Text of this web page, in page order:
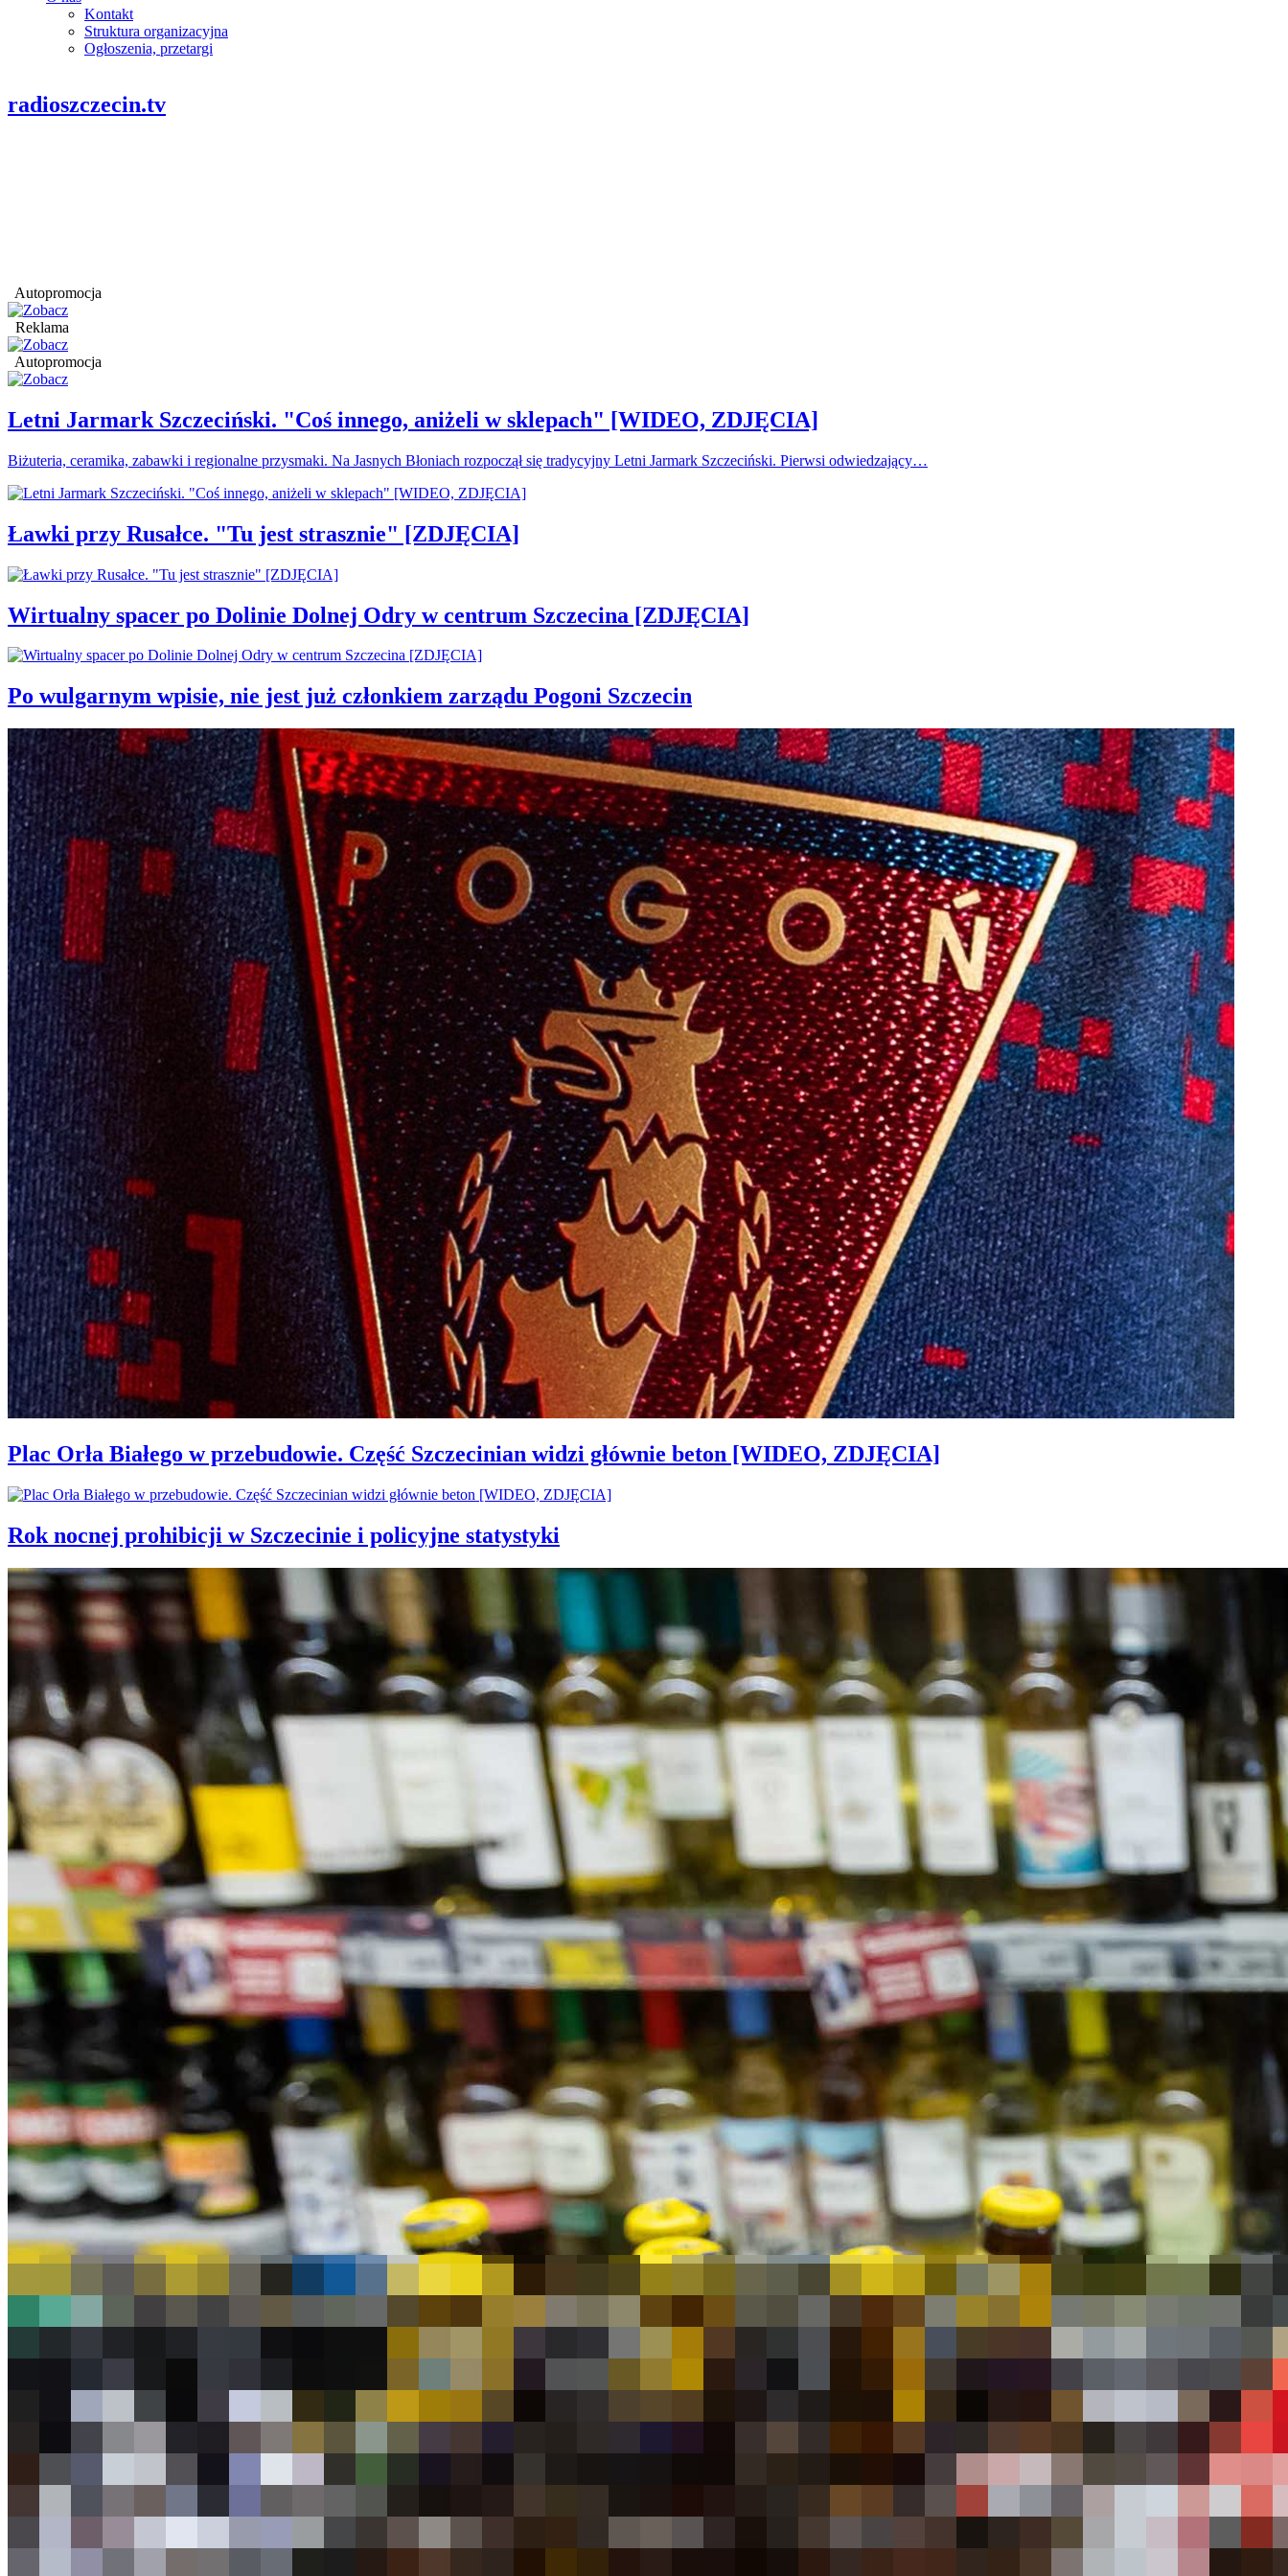
Kontakt
Struktura organizacyjna
Ogłoszenia, przetargi
radioszczecin.tv
Autopromocja
Reklama
Autopromocja
Letni Jarmark Szczeciński. "Coś innego, aniżeli w sklepach" [WIDEO, ZDJĘCIA]
Biżuteria, ceramika, zabawki i regionalne przysmaki. Na Jasnych Błoniach rozpoczął się tradycyjny Letni Jarmark Szczeciński. Pierwsi odwiedzający…
Ławki przy Rusałce. "Tu jest strasznie" [ZDJĘCIA]
Wirtualny spacer po Dolinie Dolnej Odry w centrum Szczecina [ZDJĘCIA]
Po wulgarnym wpisie, nie jest już członkiem zarządu Pogoni Szczecin
Plac Orła Białego w przebudowie. Część Szczecinian widzi głównie beton [WIDEO, ZDJĘCIA]
Rok nocnej prohibicji w Szczecinie i policyjne statystyki